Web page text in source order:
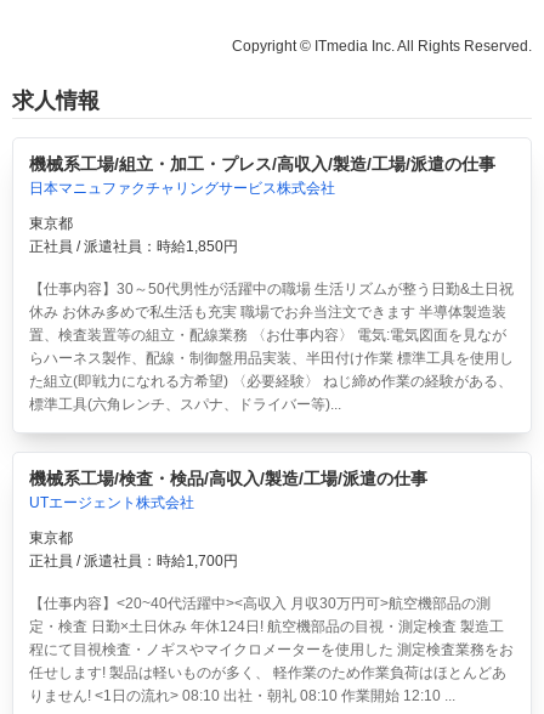
Copyright © ITmedia Inc. All Rights Reserved.
求人情報
機械系工場/組立・加工・プレス/高収入/製造/工場/派遣の仕事
日本マニュファクチャリングサービス株式会社
東京都
正社員 / 派遣社員：時給1,850円
【仕事内容】30～50代男性が活躍中の職場 生活リズムが整う日勤&土日祝
休み お休み多めで私生活も充実 職場でお弁当注文できます 半導体製造装
置、検査装置等の組立・配線業務 〈お仕事内容〉 電気:電気図面を見なが
らハーネス製作、配線・制御盤用品実装、半田付け作業 標準工具を使用し
た組立(即戦力になれる方希望) 〈必要経験〉 ねじ締め作業の経験がある、
標準工具(六角レンチ、スパナ、ドライバー等)...
機械系工場/検査・検品/高収入/製造/工場/派遣の仕事
UTエージェント株式会社
東京都
正社員 / 派遣社員：時給1,700円
【仕事内容】<20~40代活躍中><高収入 月収30万円可>航空機部品の測
定・検査 日勤×土日休み 年休124日!航空機部品の目視・測定検査 製造工
程にて目視検査・ノギスやマイクロメーターを使用した 測定検査業務をお
任せします! 製品は軽いものが多く、 軽作業のため作業負荷はほとんどあ
りません! <1日の流れ> 08:10 出社・朝礼 08:10 作業開始 12:10 ...